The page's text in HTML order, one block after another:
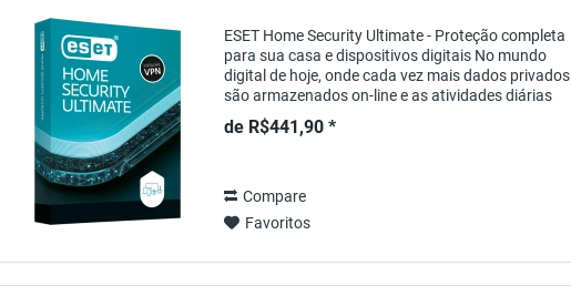
ESET Home Security Ultimate - Proteção completa
para sua casa e dispositivos digitais No mundo
digital de hoje, onde cada vez mais dados privados
são armazenados on-line e as atividades diárias
são realizadas pela Internet, proteger sua...
de R$441,90 *
Compare
Favoritos